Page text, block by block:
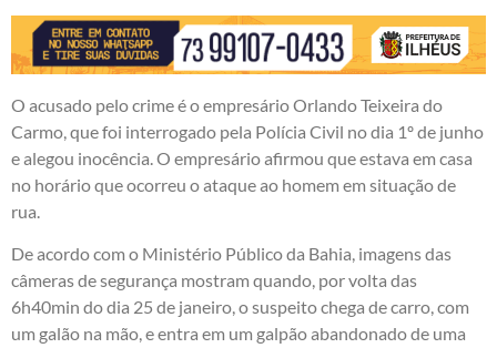
O acusado pelo crime é o empresário Orlando Teixeira do
Carmo, que foi interrogado pela Polícia Civil no dia 1º de junho
e alegou inocência. O empresário afirmou que estava em casa
no horário que ocorreu o ataque ao homem em situação de
rua.
De acordo com o Ministério Público da Bahia, imagens das
câmeras de segurança mostram quando, por volta das
6h40min do dia 25 de janeiro, o suspeito chega de carro, com
um galão na mão, e entra em um galpão abandonado de uma